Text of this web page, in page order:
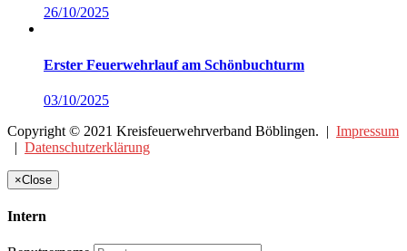
26/10/2025
Erster Feuerwehrlauf am Schönbuchturm
03/10/2025
Copyright © 2021 Kreisfeuerwehrverband Böblingen. | Impressum
| Datenschutzerklärung
×Close
Intern